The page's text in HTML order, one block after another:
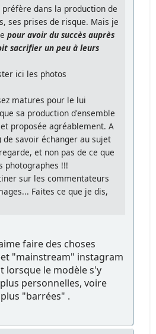
dans la production de
ses prises de risque. Mais je
pour avoir du succès auprès
sacrifier un peu à leurs
ici les photos
matures pour le lui
sa production d'ensemble
proposée agréablement. A
de savoir échanger au sujet
et non pas de ce que
photographes !!!
sur les commentateurs
Faites ce que je dis,
faire des choses
"mainstream" instagram
lorsque le modèle s'y
personnelles, voire
"barrées" .